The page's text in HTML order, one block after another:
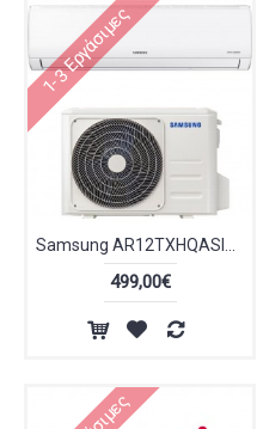
1-3 Εργάσιμες
499,00€